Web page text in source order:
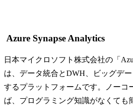
Azure Synapse Analytics
日本マイクロソフト株式会社の「
は、データ統合とDWH、ビッグデ
するプラットフォームです。ノーコ
ば、プログラミング知識がなくても